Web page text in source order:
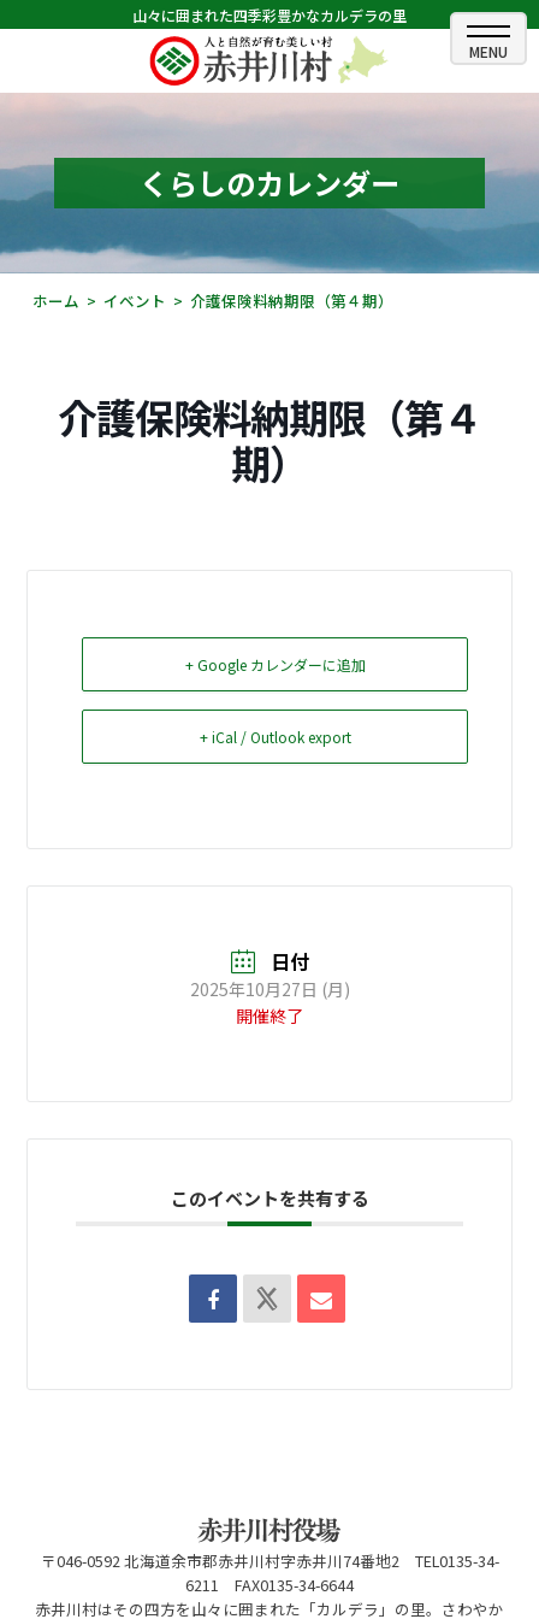
山々に囲まれた四季彩豊かなカルデラの里
ホーム
むらのできごと
むらのプロフィール
くらしの情報
観光・イベント情報
お問い合せ
Select Language▼
くらしのカレンダー
ホーム イベント 介護保険料納期限（第４期）
介護保険料納期限（第４
期）
+ Google カレンダーに追加
+ iCal / Outlook export
日付
2025年10月27日 (月)
開催終了
このイベントを共有する
〒046-0592 北海道余市郡赤井川村字赤井川74番地2 TEL0135-34-
6211 FAX0135-34-6644
赤井川村はその四方を山々に囲まれた「カルデラ」の里。さわやか